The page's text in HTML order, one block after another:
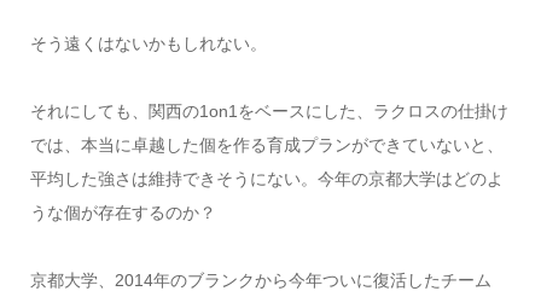
そう遠くはないかもしれない。
それにしても、関西の1on1をベースにした、ラクロスの仕掛け
では、本当に卓越した個を作る育成プランができていないと、
平均した強さは維持できそうにない。今年の京都大学はどのよ
うな個が存在するのか？
京都大学、2014年のブランクから今年ついに復活したチーム